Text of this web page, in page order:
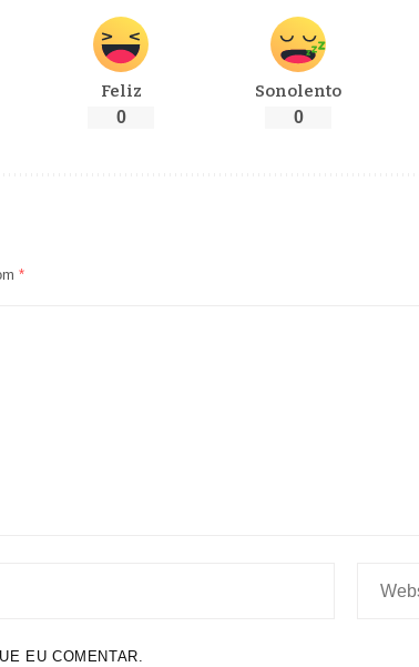
Feliz
0
Sonolento
0
*
EU COMENTAR.